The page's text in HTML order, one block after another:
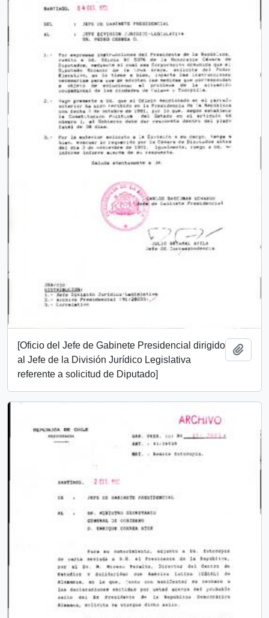
[Oficio del Jefe de Gabinete Presidencial dirigido
al Jefe de la División Jurídico Legislativa
referente a solicitud de Diputado]